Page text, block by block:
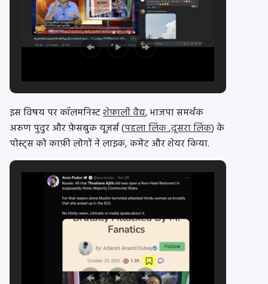
इस विषय पर कॉलमनिस्टशेफ़ाली वैद्य, भाजपा समर्थक
अरुण पुदुर और फ़ेसबुक यूज़र्स (पहला लिंक,दूसरा लिंक) के
पोस्ट्स को काफ़ी लोगों ने लाइक, कमेंट और शेयर किया.